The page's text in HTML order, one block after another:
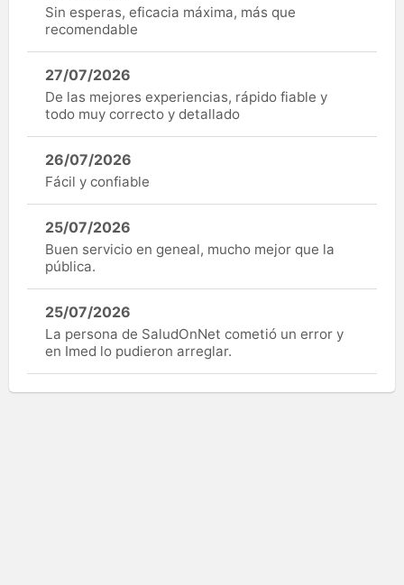
Sin esperas, eficacia máxima, más que
recomendable
27/07/2026
De las mejores experiencias, rápido fiable y
todo muy correcto y detallado
26/07/2026
Fácil y confiable
25/07/2026
Buen servicio en geneal, mucho mejor que la
pública.
25/07/2026
La persona de SaludOnNet cometió un error y
en Imed lo pudieron arreglar.